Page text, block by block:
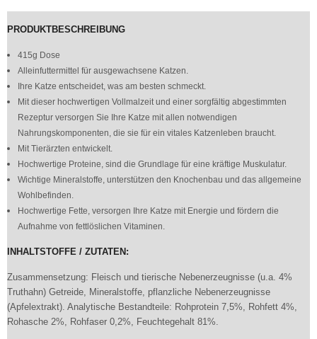
PRODUKTBESCHREIBUNG
415g Dose
Alleinfuttermittel für ausgewachsene Katzen.
Ihre Katze entscheidet, was am besten schmeckt.
Mit dieser hochwertigen Vollmalzeit und einer sorgfältig abgestimmten
Rezeptur versorgen Sie Ihre Katze mit allen notwendigen
Nahrungskomponenten, die sie für ein vitales Katzenleben braucht.
Mit Tierärzten entwickelt.
Hochwertige Proteine, sind die Grundlage für eine kräftige Muskulatur.
Wichtige Mineralstoffe, unterstützen den Knochenbau und das allgemeine
Wohlbefinden.
Hochwertige Fette, versorgen Ihre Katze mit Energie und fördern die
Aufnahme von fettlöslichen Vitaminen.
INHALTSTOFFE / ZUTATEN:
Zusammensetzung: Fleisch und tierische Nebenerzeugnisse (u.a. 4%
Truthahn) Getreide, Mineralstoffe, pflanzliche Nebenerzeugnisse
(Apfelextrakt). Analytische Bestandteile: Rohprotein 7,5%, Rohfett 4%,
Rohasche 2%, Rohfaser 0,2%, Feuchtegehalt 81%.